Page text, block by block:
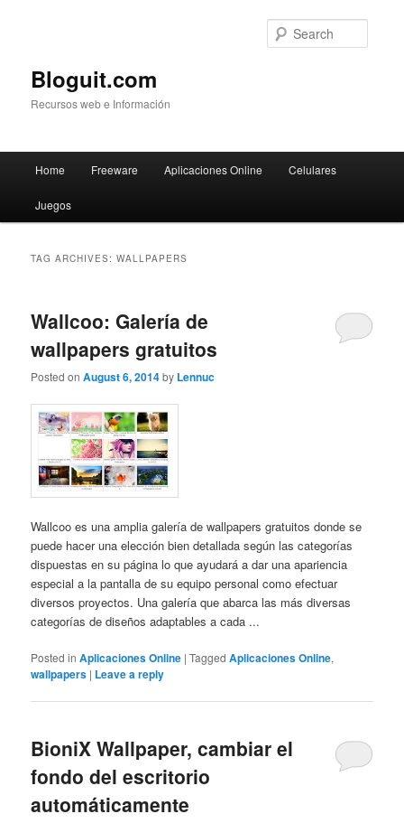
Bloguit.com
Recursos web e Información
Skip
to
Skip
to
Home Freeware Aplicaciones Online Celulares
Juegos
TAG ARCHIVES:WALLPAPERS
Wallcoo: Galería de
wallpapers gratuitos
Posted onAugust 6, 2014by Lennuc
Wallcoo es una amplia galería de wallpapers gratuitos donde se
puede hacer una elección bien detallada según las categorías
dispuestas en su página lo que ayudará a dar una apariencia
especial a la pantalla de su equipo personal como efectuar
diversos proyectos. Una galería que abarca las más diversas
categorías de diseños adaptables a cada ...
Posted in Aplicaciones Online |Tagged Aplicaciones Online,
wallpapers | Leave a reply
BioniX Wallpaper, cambiar el
fondo del escritorio
automáticamente